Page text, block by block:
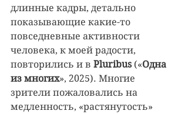
длинные кадры, детально
показывающие какие-то
повседневные активности
человека, к моей радости,
повторились и в Pluribus («Одна
из многих», 2025). Многие
зрители пожаловались на
медленность, «растянутость»